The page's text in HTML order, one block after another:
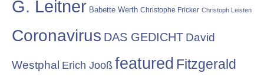
G. Leitner Babette Werth Christophe Fricker Christoph Leisten
Coronavirus DAS GEDICHT David
Westphal Erich Jooß featured Fitzgerald